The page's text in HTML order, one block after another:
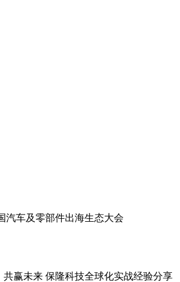
汽车及零部件出海生态大会
赢未来 保隆科技全球化实战经验分享